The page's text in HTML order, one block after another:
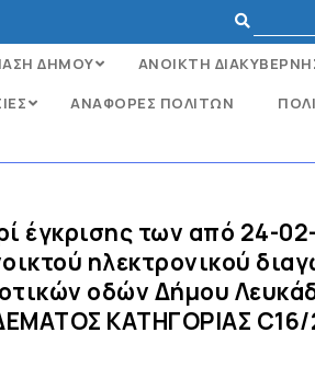
ΔΗΜΟΥ ΑΝΟΙΚΤΗ
ΑΝΑΦΟΡΈΣ ΠΟΛΙΤΏΝ
έγκρισης των από 24-
ηλεκτρονικού
οδών Δήμου
ΚΑΤΗΓΟΡΙΑΣ C16/